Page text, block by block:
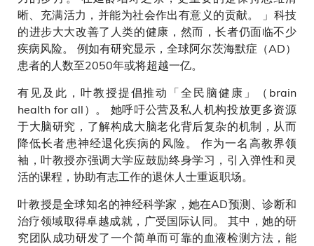
晰、充满活力，并能为社会作出有意义的贡献。 」科技
的进步大大改善了人类的健康，然而，长者仍面临不少
疾病风险。 例如有研究显示，全球阿尔茨海默症（AD）
患者的人数至2050年或将超越一亿。
有见及此，叶教授提倡推动「全民脑健康」（brain
health for all）。 她呼吁公营及私人机构投放更多资源
于大脑研究，了解构成大脑老化背后复杂的机制，从而
降低长者患神经退化疾病的风险。 作为一名高教界领
袖，叶教授亦强调大学应鼓励终身学习，引入弹性和灵
活的课程，协助有志工作的退休人士重返职场。
叶教授是全球知名的神经科学家，她在AD预测、诊断和
治疗领域取得卓越成就，广受国际认同。 其中，她的研
究团队成功研发了一个简单而可靠的血液检测方法，能